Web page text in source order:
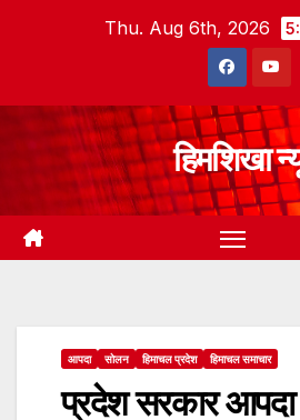
Thu. Aug 6th, 2026
हिमशिखा
आपदा सोलन हिमाचल प्रदेश हिमाचल समाचार
प्रदेश सरकार आपदा